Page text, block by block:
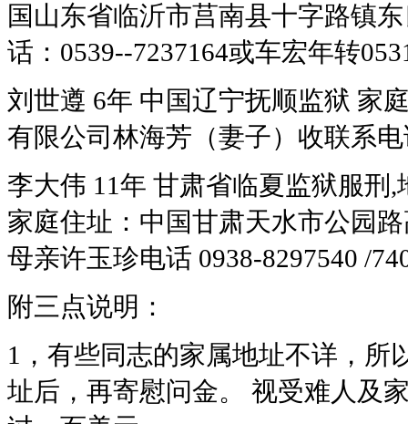
国山东省临沂市莒南县十字路镇
话：0539--7237164或车宏年转
刘世遵 6年 中国辽宁抚顺监狱 家
有限公司林海芳（妻子）收联系
李大伟 11年 甘肃省临夏监狱服刑
家庭住址：中国甘肃天水市公园
母亲许玉珍电话 0938-8297540 /
附三点说明：
1，有些同志的家属地址不详，所
址后，再寄慰问金。 视受难人及